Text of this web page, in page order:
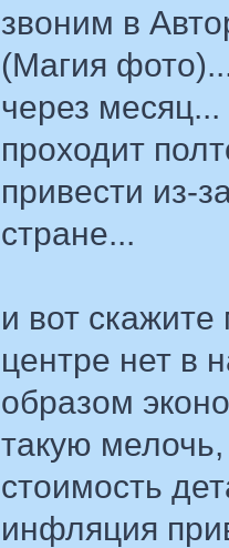
звоним в
(Магия
через
проходит
привести из-
стране...
и вот
центре нет в
образом
такую
стоимость
инфляция